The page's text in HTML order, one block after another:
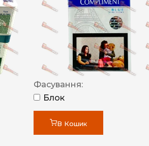
Фасування:
Блок
В Кошик